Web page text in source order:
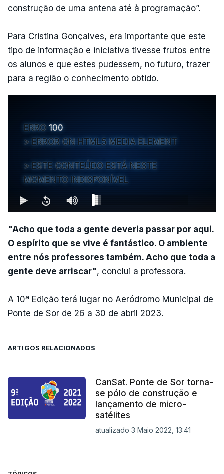
construção de uma antena até à programação”.
Para Cristina Gonçalves, era importante que este
tipo de informação e iniciativa tivesse frutos entre
os alunos e que estes pudessem, no futuro, trazer
para a região o conhecimento obtido.
ERRO 100
ERROR ON HTML5 MEDIA ELEMENT
ESTE CONTEÚDO ESTÁ NESTE
MOMENTO INDISPONÍVEL
"Acho que toda a gente deveria passar por aqui.
O espírito que se vive é fantástico. O ambiente
entre nós professores também. Acho que toda a
gente deve arriscar", conclui a professora.
A 10ª Edição terá lugar no Aeródromo Municipal de
Ponte de Sor de 26 a 30 de abril 2023.
ARTIGOS RELACIONADOS
CanSat. Ponte de Sor torna-
se pólo de construção e
lançamento de micro-
satélites
atualizado 3 Maio 2022, 13:41